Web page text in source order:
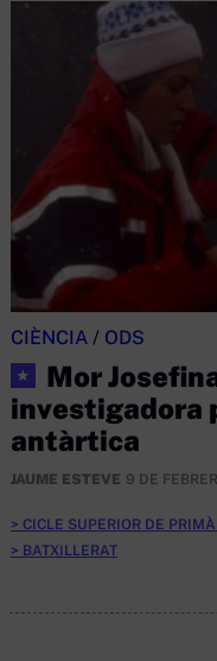
CIÈNCIA / ODS
★
Mor
investigadora
antàrtica
JAUME ESTEVE 9 DE
CICLE SUPERIOR DE
BATXILLERAT